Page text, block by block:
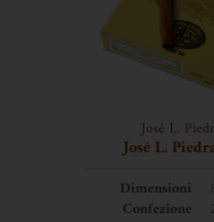
José L.
José L.
Dimensioni
Confezione